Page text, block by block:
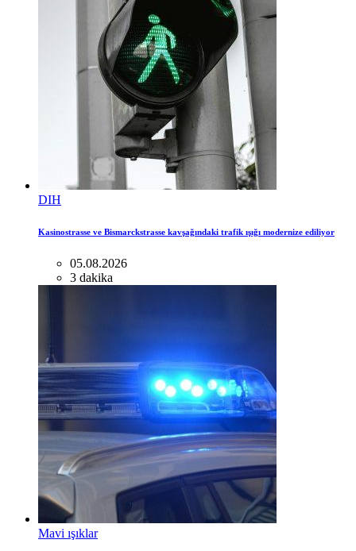
DIH
Kasinostrasse ve Bismarckstrasse kavşağındaki trafik ışığı modernize ediliyor
05.08.2026
3 dakika
Mavi ışıklar